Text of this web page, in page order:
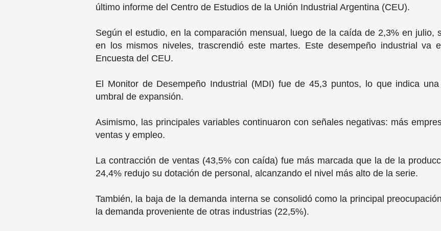
último informe del Centro de Estudios de la Unión Industrial Argentina (CEU).
Según el estudio, en la comparación mensual, luego de la caída de 2,3% en julio,
en los mismos niveles, trascrendió este martes. Este desempeño industrial
Encuesta del CEU.
El Monitor de Desempeño Industrial (MDI) fue de 45,3 puntos, lo que indica
umbral de expansión.
Asimismo, las principales variables continuaron con señales negativas: más
ventas y empleo.
La contracción de ventas (43,5% con caída) fue más marcada que la de la
24,4% redujo su dotación de personal, alcanzando el nivel más alto de la serie.
También, la baja de la demanda interna se consolidó como la principal
la demanda proveniente de otras industrias (22,5%).